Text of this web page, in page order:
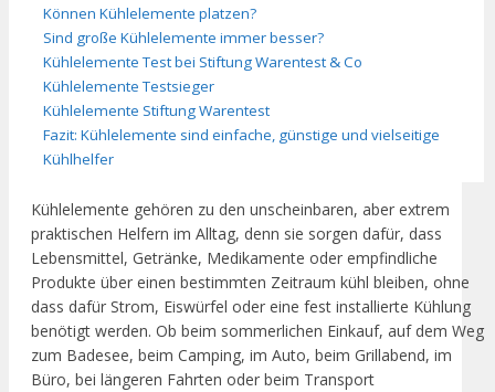
Können Kühlelemente platzen?
Sind große Kühlelemente immer besser?
Kühlelemente Test bei Stiftung Warentest & Co
Kühlelemente Testsieger
Kühlelemente Stiftung Warentest
Fazit: Kühlelemente sind einfache, günstige und vielseitige
Kühlhelfer
Kühlelemente gehören zu den unscheinbaren, aber extrem
praktischen Helfern im Alltag, denn sie sorgen dafür, dass
Lebensmittel, Getränke, Medikamente oder empfindliche
Produkte über einen bestimmten Zeitraum kühl bleiben, ohne
dass dafür Strom, Eiswürfel oder eine fest installierte Kühlung
benötigt werden. Ob beim sommerlichen Einkauf, auf dem Weg
zum Badesee, beim Camping, im Auto, beim Grillabend, im
Büro, bei längeren Fahrten oder beim Transport